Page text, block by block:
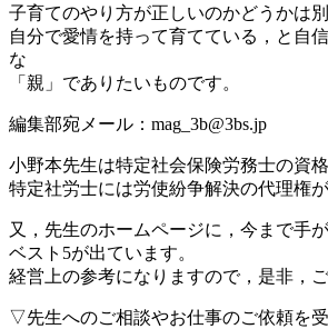
子育てのやり方が正しいのかどうかは
自分で愛情を持って育てている，と自
な
「親」でありたいものです。
編集部宛メール：mag_3b@3bs.jp
小野本先生は特定社会保険労務士の資
特定社労士には労使紛争解決の代理権
又，先生のホームページに，今まで手
ベスト5が出ています。
経営上の参考になりますので，是非，ご
▽先生へのご相談やお仕事のご依頼を受